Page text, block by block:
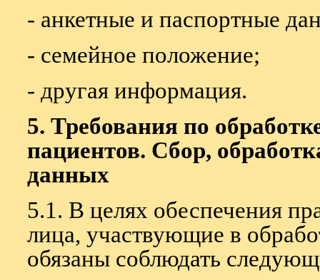
- анкетные и паспортные
- семейное положение;
- другая информация.
5. Требования по
пациентов. Сбор,
данных
5.1. В целях обеспечения
лица, участвующие в
обязаны соблюдать